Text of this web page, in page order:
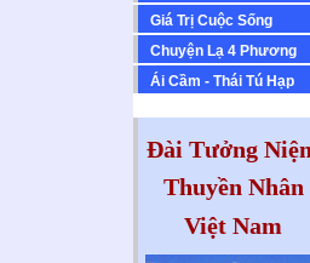
Giá Trị Cuộc Sống
Chuyện Lạ 4 Phương
Ái Cầm - Thái Tú Hạp
Đài Tưởng
Thuyền Nhân
Việt Nam